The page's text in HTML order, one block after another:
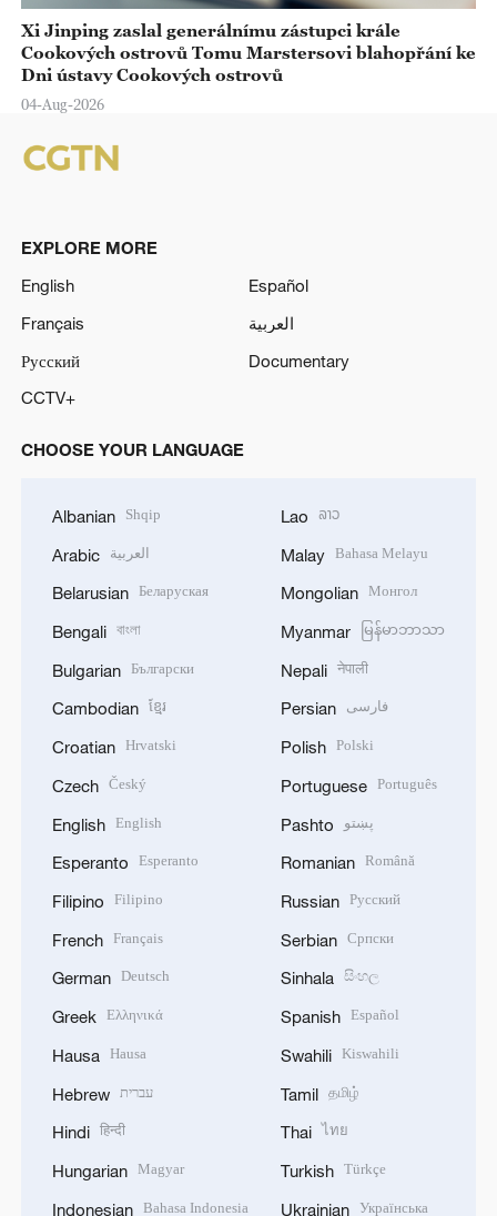
Xi Jinping zaslal generálnímu zástupci krále
Cookových ostrovů Tomu Marstersovi blahopřání ke
Dni ústavy Cookových ostrovů
04-Aug-2026
EXPLORE MORE
English
Español
Français
العربية
Русский
Documentary
CCTV+
CHOOSE YOUR LANGUAGE
Albanian Shqip
Arabic العربية
Belarusian Беларуская
Bengali বাংলা
Bulgarian Български
Cambodian ខ្មែរ
Croatian Hrvatski
Czech Český
English English
Esperanto Esperanto
Filipino Filipino
French Français
German Deutsch
Greek Ελληνικά
Hausa Hausa
Hebrew עברית
Hindi हिन्दी
Hungarian Magyar
Indonesian Bahasa Indonesia
Lao ລາວ
Malay Bahasa Melayu
Mongolian Монгол
Myanmar မြန်မာဘာသာ
Nepali नेपाली
Persian فارسی
Polish Polski
Portuguese Português
Pashto پښتو
Romanian Română
Russian Русский
Serbian Српски
Sinhala සිංහල
Spanish Español
Swahili Kiswahili
Tamil தமிழ்
Thai ไทย
Turkish Türkçe
Ukrainian Українська